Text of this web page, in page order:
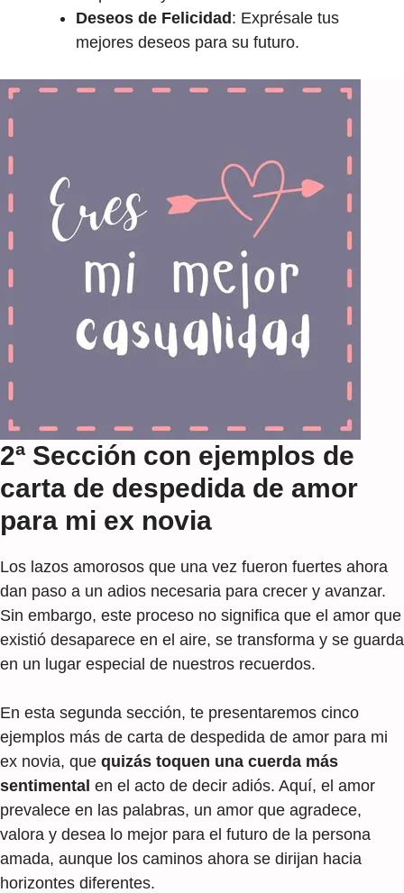
Deseos de Felicidad: Exprésale tus
mejores deseos para su futuro.
2ª Sección con ejemplos de
carta de despedida de amor
para mi ex novia
Los lazos amorosos que una vez fueron fuertes ahora
dan paso a un adios necesaria para crecer y avanzar.
Sin embargo, este proceso no significa que el amor que
existió desaparece en el aire, se transforma y se guarda
en un lugar especial de nuestros recuerdos.
En esta segunda sección, te presentaremos cinco
ejemplos más de carta de despedida de amor para mi
ex novia, que quizás toquen una cuerda más
sentimental en el acto de decir adiós. Aquí, el amor
prevalece en las palabras, un amor que agradece,
valora y desea lo mejor para el futuro de la persona
amada, aunque los caminos ahora se dirijan hacia
horizontes diferentes.